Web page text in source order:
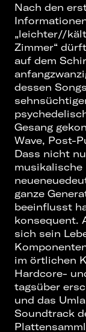
Nach den
„leichter//
Zimmer“
auf dem
dessen
Gesang
Wave, Post-
Dass nicht
musikalische
ganze
beeinflusst
konsequent.
sich sein
im örtlichen
Hardcore-
tagsüber
und das
Soundtrack